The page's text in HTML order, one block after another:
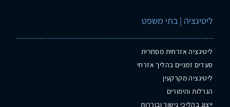
ליטיגציה | בתי משפט
ליטיגציה אזרחית מסחרית
סעדים זמניים בהליך אזרחי
ליטיגציה מקרקעין
הגרלות והימורים
ייצוג בהליכי גישור ובוררות